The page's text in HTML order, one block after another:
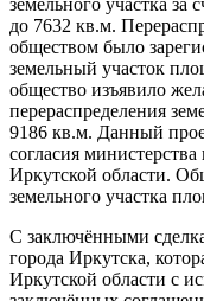
земельного участка за
до 7632 кв.м.
обществом было
земельный участок
общество изъявило
перераспределения
9186 кв.м. Данный
согласия
Иркутской области.
земельного участка
С заключёнными
города Иркутска,
Иркутской области с